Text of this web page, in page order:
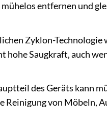
entfernen und
Zyklon-
Saugkraft, auch
des Geräts kann
von Möbeln,